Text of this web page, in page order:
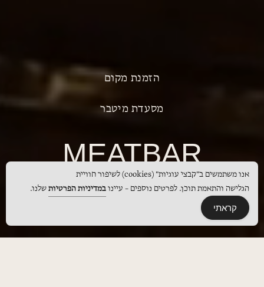
MEATBAR
הזמנת מקום
מסעדת מיטבר
אנו משתמשים ב"קבצי עוגיות" (cookies) לשיפור חוויית
הגלישה והתאמת תוכן. לפרטים נוספים – עיינובמדיניות הפרטיותשלנו.
קראתי